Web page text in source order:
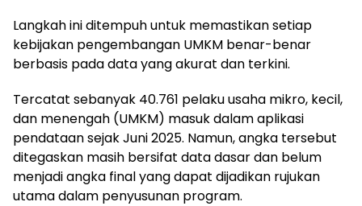
Langkah ini ditempuh untuk memastikan setiap
kebijakan pengembangan UMKM benar-benar
berbasis pada data yang akurat dan terkini.
Tercatat sebanyak 40.761 pelaku usaha mikro, kecil,
dan menengah (UMKM) masuk dalam aplikasi
pendataan sejak Juni 2025. Namun, angka tersebut
ditegaskan masih bersifat data dasar dan belum
menjadi angka final yang dapat dijadikan rujukan
utama dalam penyusunan program.